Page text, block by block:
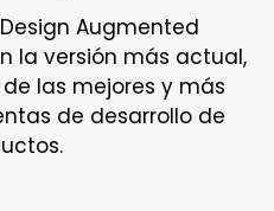
Design Augmented
la versión más actual,
las mejores y más
de desarrollo de